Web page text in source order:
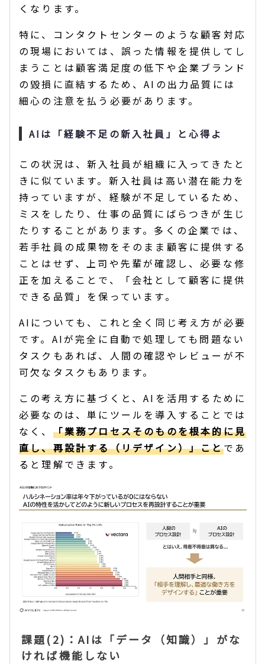
くなります。
特に、コンタクトセンターのような顧客対応
の現場においては、誤った情報を提供してし
まうことは顧客満足度の低下や企業ブランド
の毀損に直結するため、AIの出力品質には
細心の注意を払う必要があります。
AIは「経験不足の新入社員」と心得よ
この状況は、新入社員が組織に入ってきたと
きに似ています。新入社員は高い潜在能力を
持っていますが、経験が不足しているため、
ミスをしたり、仕事の品質にばらつきが生じ
たりすることがあります。多くの企業では、
若手社員の成果物をそのまま顧客に提供する
ことはせず、上司や先輩が確認し、必要な修
正を加えることで、「会社として顧客に提供
できる品質」を保っています。
AIについても、これと全く同じ考え方が必要
です。AIが完全に自動で処理しても問題ない
タスクもあれば、人間の確認やレビューが不
可欠なタスクもあります。
この考え方に基づくと、AIを活用するために
必要なのは、単にツールを導入することでは
なく、 「業務プロセスそのものを根本的に見
直し、再設計する（リデザイン）」ことであ
ると理解できます。
課題(2)：AIは「データ（知識）」がな
ければ機能しない